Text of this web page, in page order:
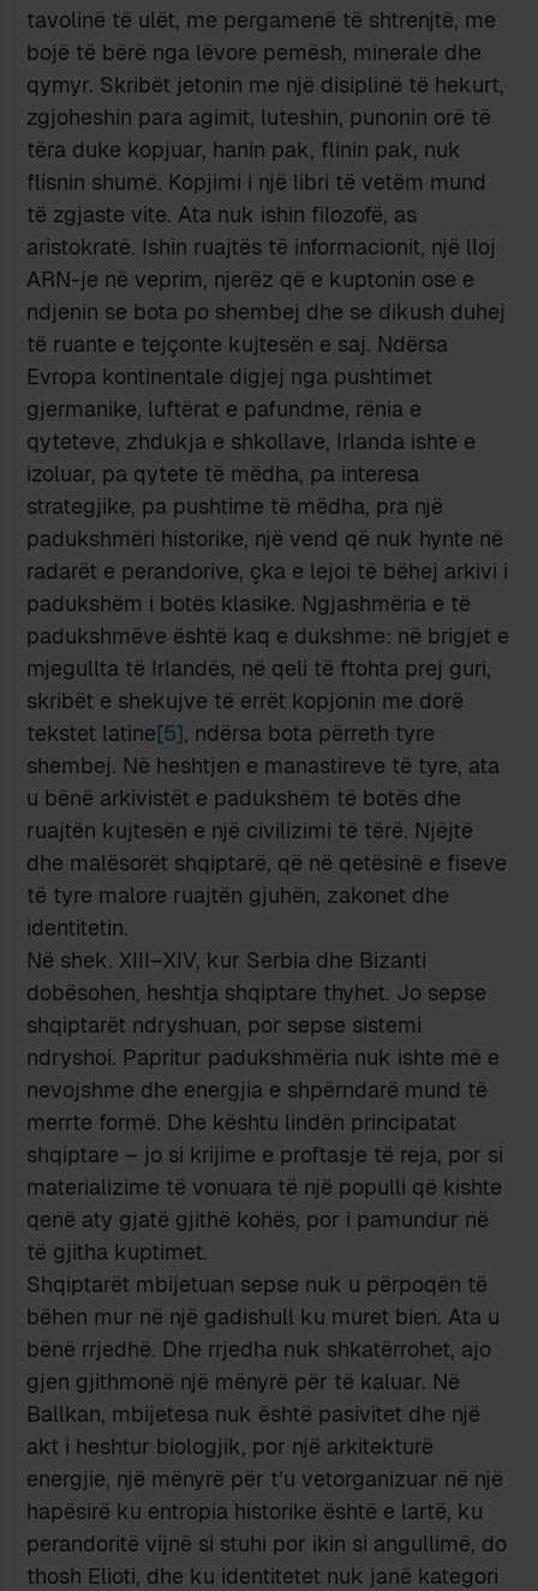
tavolinë të ulët, me pergamenë të shtrenjtë, me
bojë të bërë nga lëvore pemësh, minerale dhe
qymyr. Skribët jetonin me një disiplinë të hekurt,
zgjoheshin para agimit, luteshin, punonin orë të
tëra duke kopjuar, hanin pak, flinin pak, nuk
flisnin shumë. Kopjimi i një libri të vetëm mund
të zgjaste vite. Ata nuk ishin filozofë, as
aristokratë. Ishin ruajtës të informacionit, një lloj
ARN-je në veprim, njerëz që e kuptonin ose e
ndjenin se bota po shembej dhe se dikush duhej
të ruante e tejçonte kujtesën e saj. Ndërsa
Evropa kontinentale digjej nga pushtimet
gjermanike, luftërat e pafundme, rënia e
qyteteve, zhdukja e shkollave, Irlanda ishte e
izoluar, pa qytete të mëdha, pa interesa
strategjike, pa pushtime të mëdha, pra një
padukshmëri historike, një vend që nuk hynte në
radarët e perandorive, çka e lejoi të bëhej arkivi i
padukshëm i botës klasike. Ngjashmëria e të
padukshmëve është kaq e dukshme: në brigjet e
mjegullta të Irlandës, në qeli të ftohta prej guri,
skribët e shekujve të errët kopjonin me dorë
tekstet latine[5], ndërsa bota përreth tyre
shembej. Në heshtjen e manastireve të tyre, ata
u bënë arkivistët e padukshëm të botës dhe
ruajtën kujtesën e një civilizimi të tërë. Njëjtë
dhe malësorët shqiptarë, që në qetësinë e fiseve
të tyre malore ruajtën gjuhën, zakonet dhe
identitetin.
Në shek. XIII–XIV, kur Serbia dhe Bizanti
dobësohen, heshtja shqiptare thyhet. Jo sepse
shqiptarët ndryshuan, por sepse sistemi
ndryshoi. Papritur padukshmëria nuk ishte më e
nevojshme dhe energjia e shpërndarë mund të
merrte formë. Dhe kështu lindën principatat
shqiptare – jo si krijime e proftasje të reja, por si
materializime të vonuara të një populli që kishte
qenë aty gjatë gjithë kohës, por i pamundur në
të gjitha kuptimet.
Shqiptarët mbijetuan sepse nuk u përpoqën të
bëhen mur në një gadishull ku muret bien. Ata u
bënë rrjedhë. Dhe rrjedha nuk shkatërrohet, ajo
gjen gjithmonë një mënyrë për të kaluar. Në
Ballkan, mbijetesa nuk është pasivitet dhe një
akt i heshtur biologjik, por një arkitekturë
energjie, një mënyrë për t’u vetorganizuar në një
hapësirë ku entropia historike është e lartë, ku
perandoritë vijnë si stuhi por ikin si angullimë, do
thosh Elioti, dhe ku identitetet nuk janë kategori